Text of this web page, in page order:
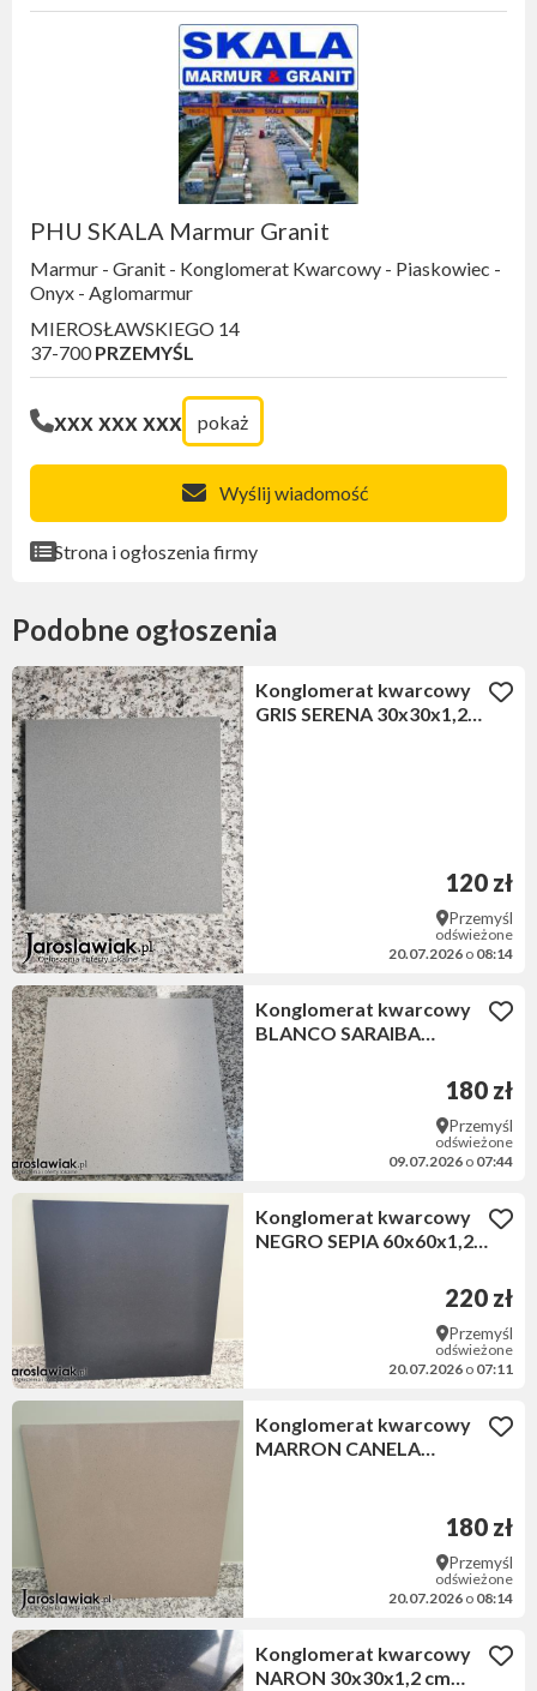
PHU SKALA Marmur Granit
Marmur - Granit - Konglomerat Kwarcowy - Piaskowiec -
Onyx - Aglomarmur
MIEROSŁAWSKIEGO 14
37-700PRZEMYŚL
xxx xxx xxx pokaż
Wyślij wiadomość
Strona i ogłoszenia firmy
Podobne ogłoszenia
Konglomerat kwarcowy
GRIS SERENA 30x30x1,2
120 zł
Przemyśl
odświeżone
20.07.2026 o 08:14
Konglomerat kwarcowy
BLANCO SARAIBA
180 zł
Przemyśl
odświeżone
09.07.2026 o 07:44
Konglomerat kwarcowy
NEGRO SEPIA 60x60x1,2
220 zł
Przemyśl
odświeżone
20.07.2026 o 07:11
Konglomerat kwarcowy
MARRON CANELA
180 zł
Przemyśl
odświeżone
20.07.2026 o 08:14
Konglomerat kwarcowy
NARON 30x30x1,2 cm